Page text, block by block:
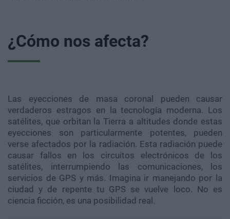
¿Cómo nos afecta?
Las eyecciones de masa coronal pueden causar
verdaderos estragos en la tecnología moderna. Los
satélites, que orbitan la Tierra a altitudes donde estas
eyecciones son particularmente potentes, pueden
verse afectados por la radiación. Esta radiación puede
causar fallos en los circuitos electrónicos de los
satélites, interrumpiendo las comunicaciones, los
servicios de GPS y más. Imagina ir manejando por la
ciudad y de repente tu GPS se vuelve loco. No es
ciencia ficción, es una posibilidad real.